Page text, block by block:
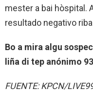
mester a bai hòspital.
resultado negativo
Bo a mira algu
liña di tep anónimo
FUENTE: KPCN/